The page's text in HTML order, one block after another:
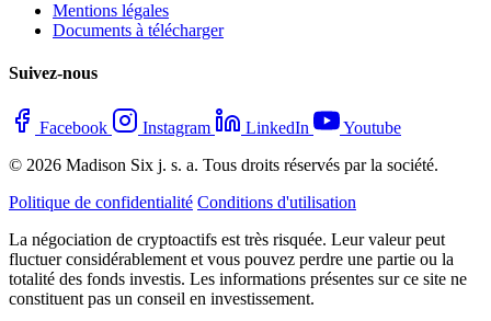
Mentions légales
Documents à télécharger
Suivez-nous
Facebook Instagram LinkedIn
Youtube
© 2026 Madison Six j. s. a. Tous droits réservés par la société.
Politique de confidentialité Conditions d'utilisation
La négociation de cryptoactifs est très risquée. Leur valeur peut
fluctuer considérablement et vous pouvez perdre une partie ou la
totalité des fonds investis. Les informations présentes sur ce site ne
constituent pas un conseil en investissement.